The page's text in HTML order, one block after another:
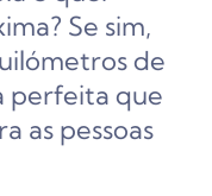
Se sim,
de
perfeita que
as pessoas